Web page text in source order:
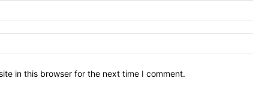
in this browser for the next time I comment.